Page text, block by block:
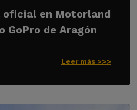
oficial en Motorland
GoPro de Aragón
Leer más >>>